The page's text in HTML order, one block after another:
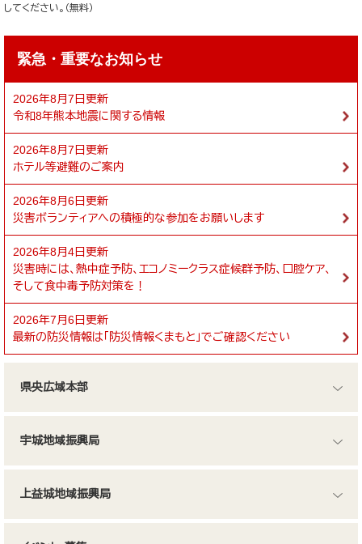
してください。（無料）
緊急・重要なお知らせ
2026年8月7日更新
令和8年熊本地震に関する情報
2026年8月7日更新
ホテル等避難のご案内
2026年8月6日更新
災害ボランティアへの積極的な参加をお願いします
2026年8月4日更新
災害時には、熱中症予防、エコノミークラス症候群予防、口腔ケア、
そして食中毒予防対策を！
2026年7月6日更新
最新の防災情報は「防災情報くまもと」でご確認ください
県央広域本部
宇城地域振興局
上益城地域振興局